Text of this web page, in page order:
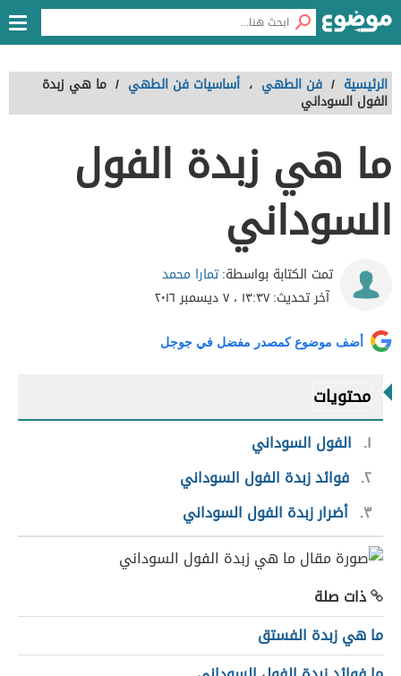
الرئيسية / فن الطهي ، أساسيات فن الطهي / ما هي زبدة
الفول السوداني
ما هي زبدة الفول
السوداني
تمت الكتابة بواسطة:تمارا محمد
آخر تحديث:١٣:٣٧ ، ٧ ديسمبر ٢٠١٦
أضف موضوع كمصدر مفضل في جوجل
محتويات
١
الفول السوداني
٢ فوائد زبدة الفول السوداني
٣ أضرار زبدة الفول السوداني
ذات صلة
ما هي زبدة الفستق